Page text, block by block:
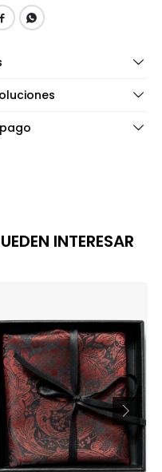
 
INTERESAR